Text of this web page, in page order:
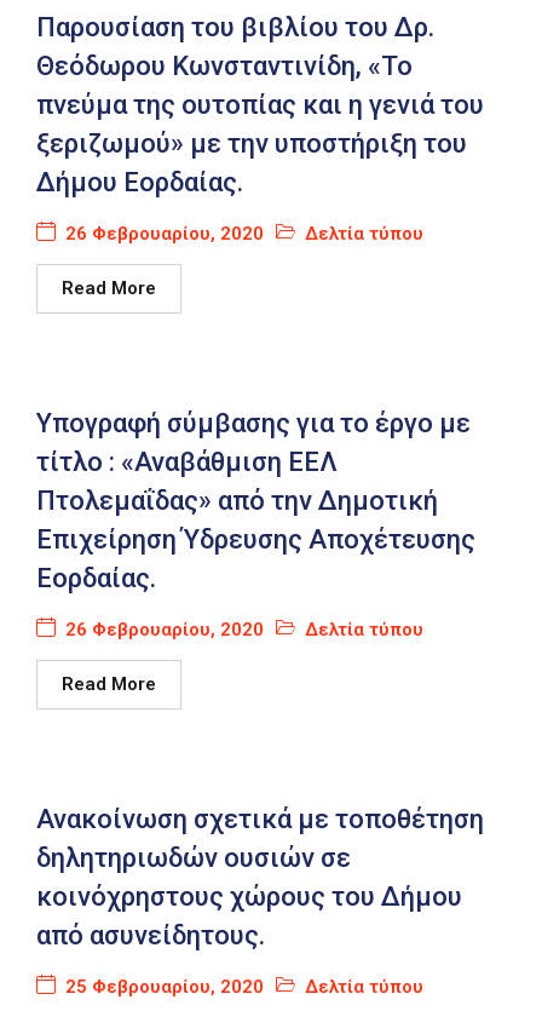
Παρουσίαση του βιβλίου του Δρ.
Θεόδωρου Κωνσταντινίδη, «Το
πνεύμα της ουτοπίας και η γενιά του
ξεριζωμού» με την υποστήριξη του
Δήμου Εορδαίας.
26 Φεβρουαρίου, 2020 Δελτία τύπου
Read More
Υπογραφή σύμβασης για το έργο με
τίτλο : «Αναβάθμιση ΕΕΛ
Πτολεμαΐδας» από την Δημοτική
Επιχείρηση Ύδρευσης Αποχέτευσης
Εορδαίας.
26 Φεβρουαρίου, 2020 Δελτία τύπου
Read More
Ανακοίνωση σχετικά με τοποθέτηση
δηλητηριωδών ουσιών σε
κοινόχρηστους χώρους του Δήμου
από ασυνείδητους.
25 Φεβρουαρίου, 2020 Δελτία τύπου